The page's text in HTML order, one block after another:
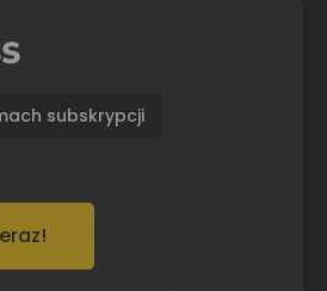
subskrypcji